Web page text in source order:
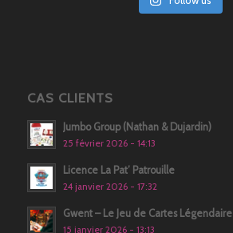
CAS CLIENTS
Jumbo Group (Nathan & Dujardin)
25 février 2026 - 14:13
Licence La Pat’ Patrouille
24 janvier 2026 - 17:32
Gwent – Le Jeu de Cartes Légendaire
15 janvier 2026 - 13:13